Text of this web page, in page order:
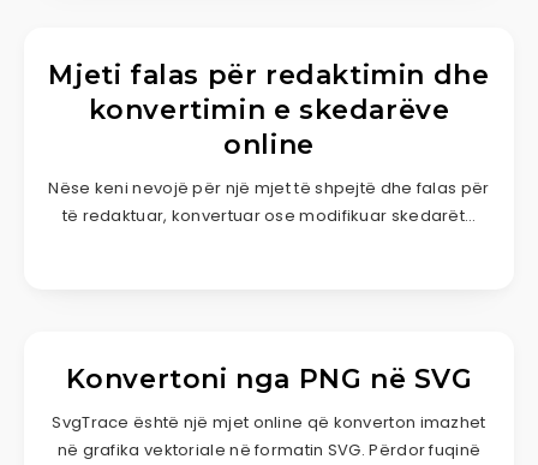
Mjeti falas për redaktimin dhe
konvertimin e skedarëve
online
Nëse keni nevojë për një mjet të shpejtë dhe falas për
të redaktuar, konvertuar ose modifikuar skedarët…
Konvertoni nga PNG në SVG
SvgTrace është një mjet online që konverton imazhet
në grafika vektoriale në formatin SVG. Përdor fuqinë